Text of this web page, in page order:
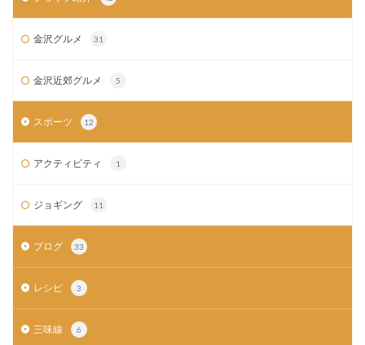
金沢グルメ 31
金沢近郊グルメ 5
スポーツ 12
アクティビティ 1
ジョギング 11
ブログ 33
レシピ 3
三味線 6